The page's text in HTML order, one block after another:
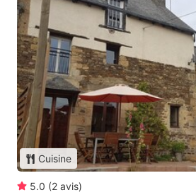
Cuisine
5.0 (2 avis)